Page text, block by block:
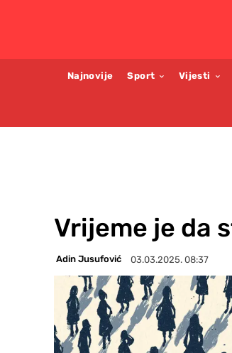
Najnovije Sport Vijesti
Vrijeme je da
Adin Jusufović 03.03.2025. 08:37